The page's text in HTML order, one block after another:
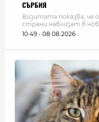
СЪРБИЯ
Визитата показва,
страни навлизат в
10:49 - 08.08.2026